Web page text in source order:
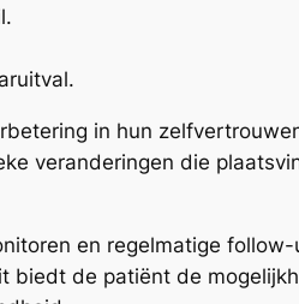
in hun
veranderingen die
en regelmatige
de patiënt de